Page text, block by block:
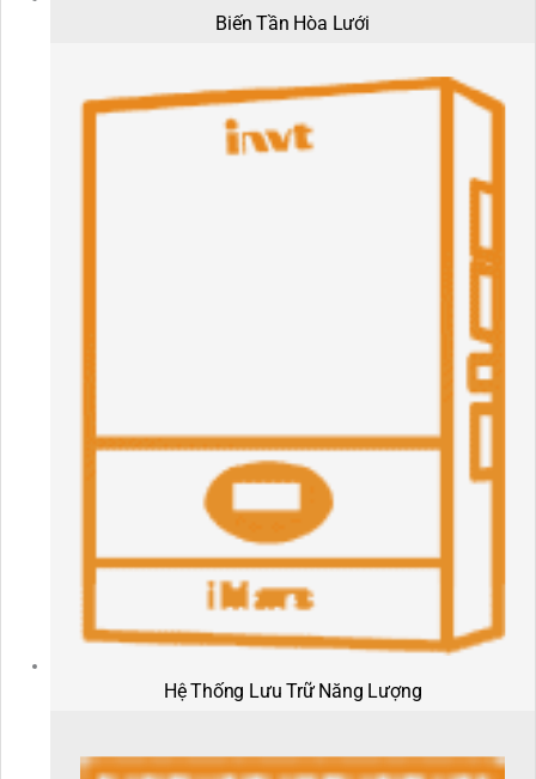
Biến Tần Hòa Lưới
Hệ Thống Lưu Trữ Năng Lượng